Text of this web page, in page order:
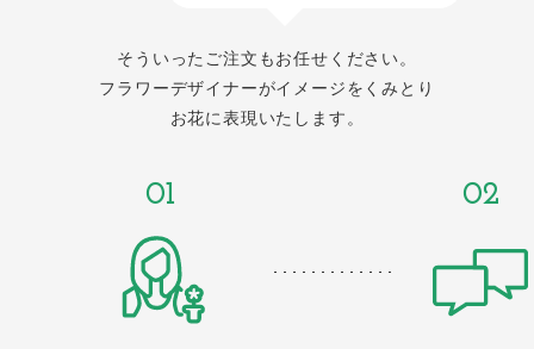
そういったご注文もお任せください。
フラワーデザイナーがイメージをくみとり
お花に表現いたします。
01 02